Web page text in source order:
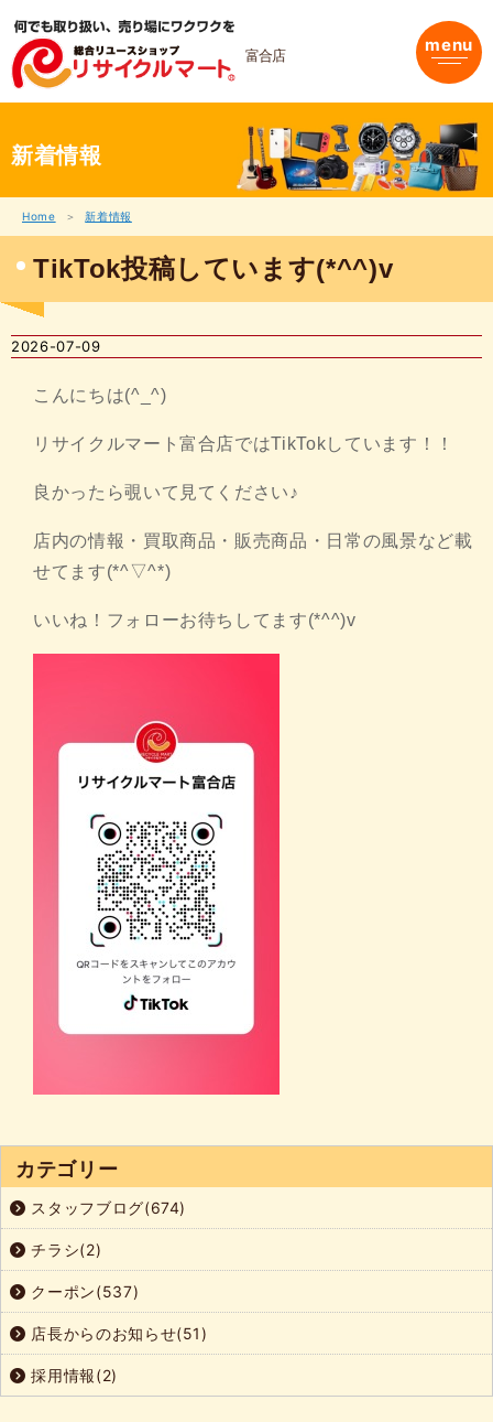
ス
富合店 menu
新着情報
Home 新着情報
TikTok投稿しています(*^^)v
2026-07-09
こんにちは(^_^)
リサイクルマート富合店ではTikTokしています！！
良かったら覗いて見てください♪
店内の情報・買取商品・販売商品・日常の風景など載
せてます(*^▽^*)
いいね！フォローお待ちしてます(*^^)v
カテゴリー
スタッフブログ(674)
チラシ(2)
クーポン(537)
店長からのお知らせ(51)
採用情報(2)